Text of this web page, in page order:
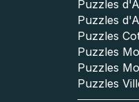
Puzzles
Puzzles
Puzzles
Puzzles
Puzzles
Puzzles